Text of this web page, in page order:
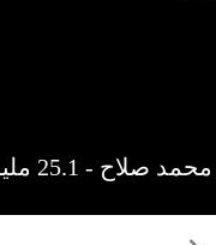
محمد صلاح - 25.1 مليون دولار